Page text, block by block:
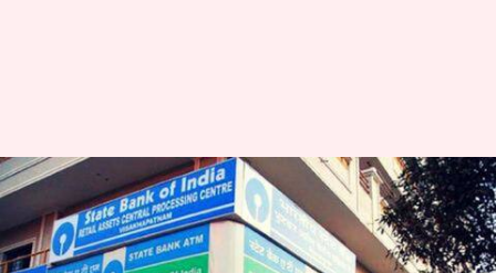
SBI में खुलवाना चाहते हैं खाता तो
जानें, कौन से हैं सबसे लोकप्रिय बचत
खाते